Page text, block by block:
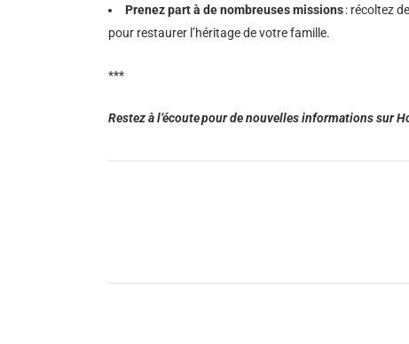
Prenez part à de nombreuses missions: récoltez
pour restaurer l’héritage de votre famille.
***
Restez à l’écoute pour de nouvelles informations sur